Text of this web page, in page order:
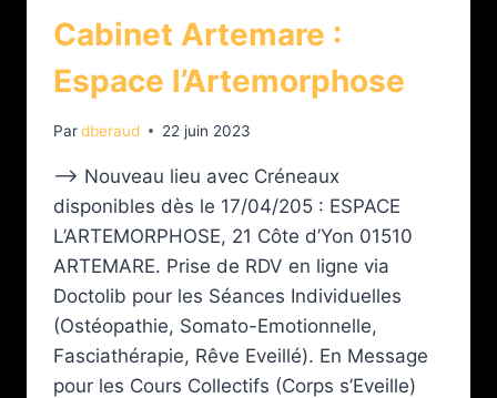
Cabinet Artemare :
Espace l’Artemorphose
Pardberaud 22 juin 2023
–> Nouveau lieu avec Créneaux
disponibles dès le 17/04/205 : ESPACE
L’ARTEMORPHOSE, 21 Côte d’Yon 01510
ARTEMARE. Prise de RDV en ligne via
Doctolib pour les Séances Individuelles
(Ostéopathie, Somato-Emotionnelle,
Fasciathérapie, Rêve Eveillé). En Message
pour les Cours Collectifs (Corps s’Eveille)